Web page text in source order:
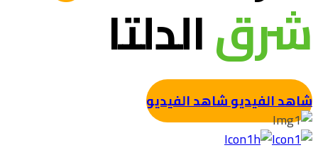
شرقالدلتا
شاهد الفيديوشاهد الفيديو